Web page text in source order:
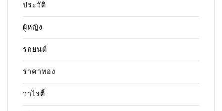
ประวัติ
ผู้หญิง
รถยนต์
ราคาทอง
วาไรตี้